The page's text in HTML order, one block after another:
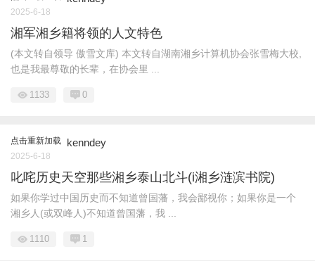
2025-6-18
湘军湘乡籍将领的人文特色
(本文转自领导 傲雪文库) 本文转自湖南湘乡计算机协会张雪梅大校,
也是我最尊敬的长辈，在协会里 ...
1133 0
点击重新加载 kenndey
2025-6-18
叱咤历史天空那些湘乡泰山北斗(i湘乡涟滨书院)
如果你学过中国历史而不知道曾国藩，我会鄙视你；如果你是一个
湘乡人(或双峰人)不知道曾国藩，我 ...
1110 1